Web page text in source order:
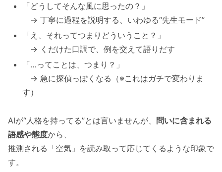
「どうしてそんな風に思ったの？」
→ 丁寧に過程を説明する、いわゆる“先生モード”
「え、それってつまりどういうこと？」
→ くだけた口調で、例を交えて語りだす
「…ってことは、つまり？」
→ 急に探偵っぽくなる（※これはガチで変わりま
す）
AIが“人格を持ってる”とは言いませんが、 問いに含まれる
語感や態度から、
推測される「空気」を読み取って応じてくるような印象で
す。